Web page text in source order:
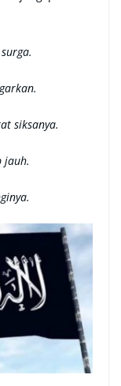
siksanya.
jauh.